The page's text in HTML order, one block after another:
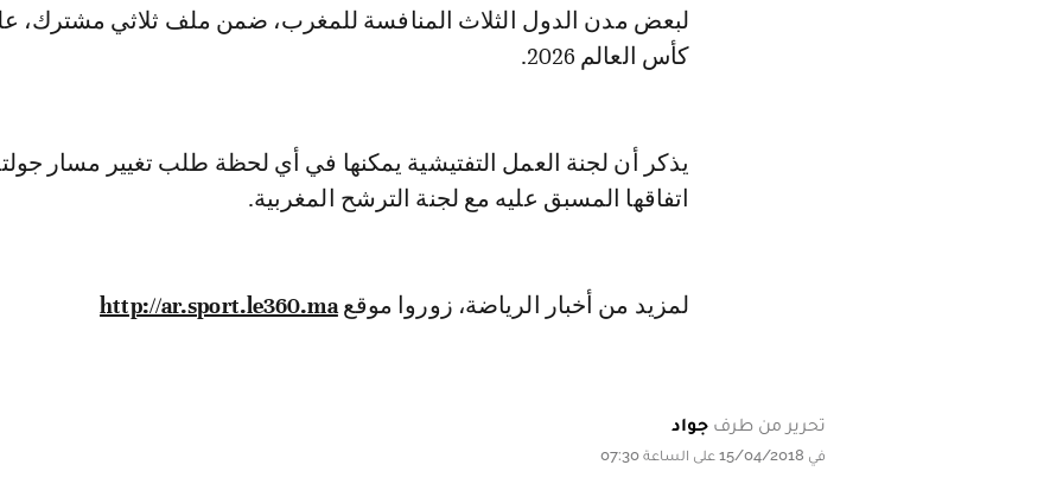
لبعض مدن الدول الثلاث المنافسة للمغرب، ضمن ملف ثلاثي مشترك،
كأس العالم 2026.
يذكر أن لجنة العمل التفتيشية يمكنها في أي لحظة طلب تغيير مسار
اتفاقها المسبق عليه مع لجنة الترشح المغربية.
لمزيد من أخبار الرياضة، زوروا موقعhttp://ar.sport.le360.ma
تحرير من طرف جواد
في 15/04/2018 على الساعة 07:30